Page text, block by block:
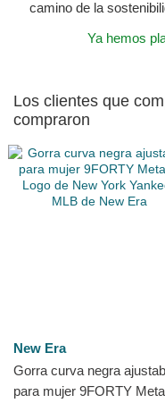
camino de la
Ya hemos
Los clientes que
compraron
New Era
Gorra curva negra
para mujer 9FORTY